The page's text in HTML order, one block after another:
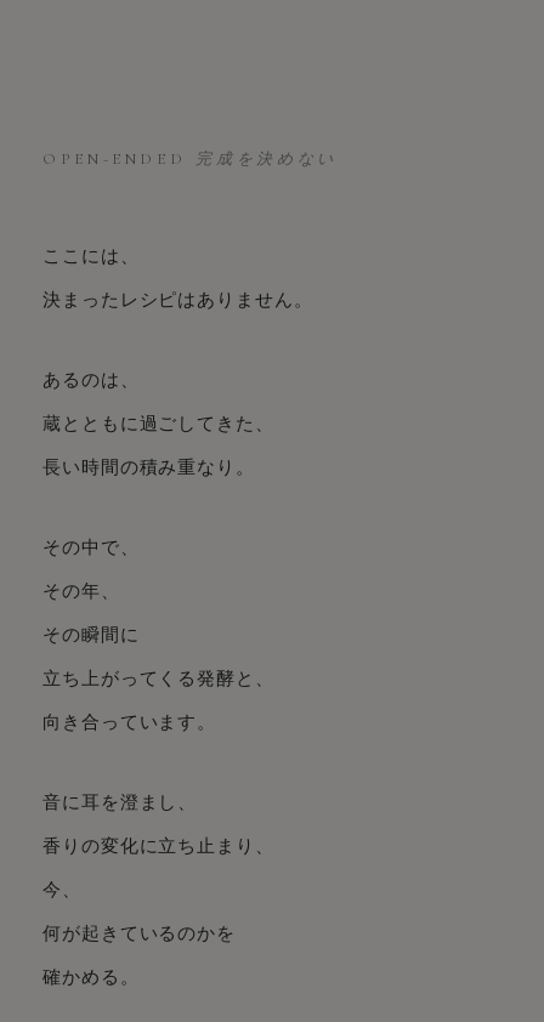
OPEN-ENDED 完成を決めない
ここには、
決まったレシピはありません。
あるのは、
蔵とともに過ごしてきた、
長い時間の積み重なり。
その中で、
その年、
その瞬間に
立ち上がってくる発酵と、
向き合っています。
音に耳を澄まし、
香りの変化に立ち止まり、
今、
何が起きているのかを
確かめる。